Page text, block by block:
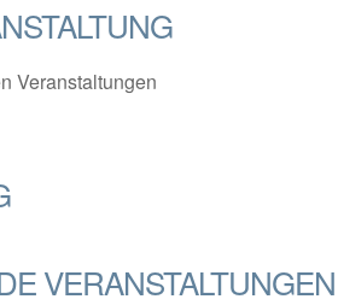
Veranstaltungen
VERANSTALTUNGEN